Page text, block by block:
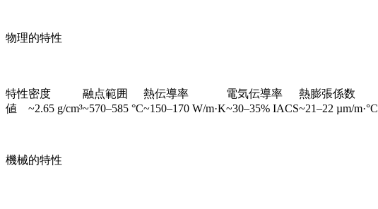
物理的特性
特性密度 融点範囲 熱伝導率 電気伝導率
熱膨張係数
値
~2.65 g/cm³~570–585 °C~150–170 W/m·K~30–35% IACS~21–22 µm/m·°C
機械的特性